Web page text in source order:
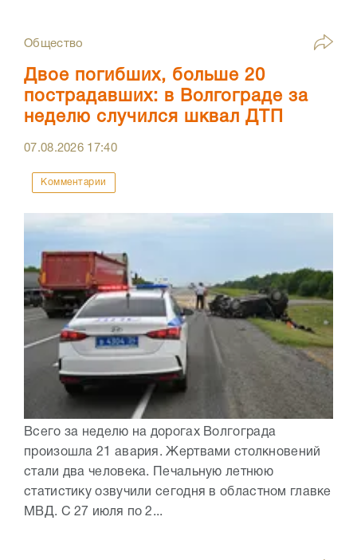
Общество
Двое погибших, больше 20
пострадавших: в Волгограде за
неделю случился шквал ДТП
07.08.2026 17:40
Комментарии
Всего за неделю на дорогах Волгограда
произошла 21 авария. Жертвами столкновений
стали два человека. Печальную летнюю
статистику озвучили сегодня в областном главке
МВД. С 27 июля по 2...